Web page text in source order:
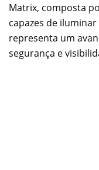
Matrix, composta
capazes de
representa um
segurança e